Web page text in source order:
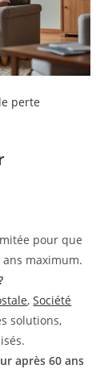
perte
pour que
maximum.
,Société
solutions,
après 60 ans